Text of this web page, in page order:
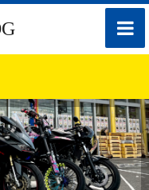
toggle